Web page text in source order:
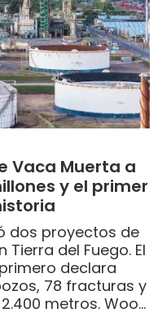
Vaca Muerta a
y el primer
dos proyectos de
del Fuego. El
declara
78 fracturas y
metros. Wood